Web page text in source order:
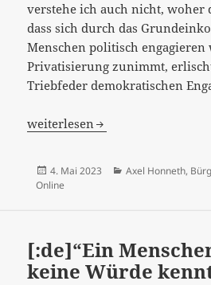
verstehe ich auch nicht, woher
dass sich durch das
Menschen politisch
Privatisierung zunimmt,
Triebfeder demokratischen
[:de]Mündigkeit durch
weiterlesen
Veröffentlicht
am
4. Mai 2023 Kategorien
Axel Honneth,
Online
[:de]“Ein
keine Würde